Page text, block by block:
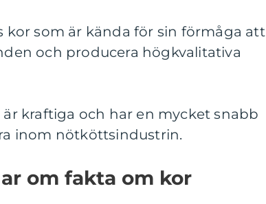
kor som är kända för sin förmåga att
och producera högkvalitativa
är kraftiga och har en mycket snabb
inom nötköttsindustrin.
om fakta om kor